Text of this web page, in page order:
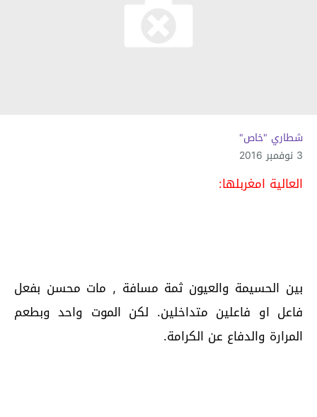
شطاري "خاص"
3 نوفمبر 2016
العالية امغربلها:
بين الحسيمة والعيون ثمة مسافة , مات محسن بفعل
فاعل او فاعلين متداخلين. لكن الموت واحد وبطعم
المرارة والدفاع عن الكرامة.